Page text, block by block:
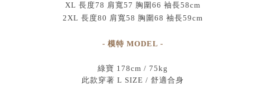
XL 長度78 肩寬57 胸圍66 袖長58cm
2XL 長度80 肩寬58 胸圍68 袖長59cm
- 模特 MODEL -
綠寶 178cm / 75kg
此款穿著 L SIZE / 舒適合身